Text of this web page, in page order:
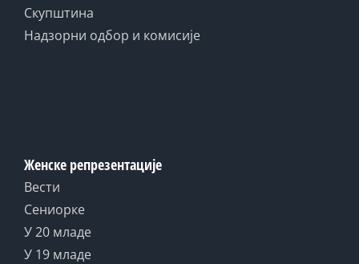
Скупштина
Надзорни одбор и комисије
Женске репрезентације
Вести
Сениорке
У 20 младе
У 19 младе